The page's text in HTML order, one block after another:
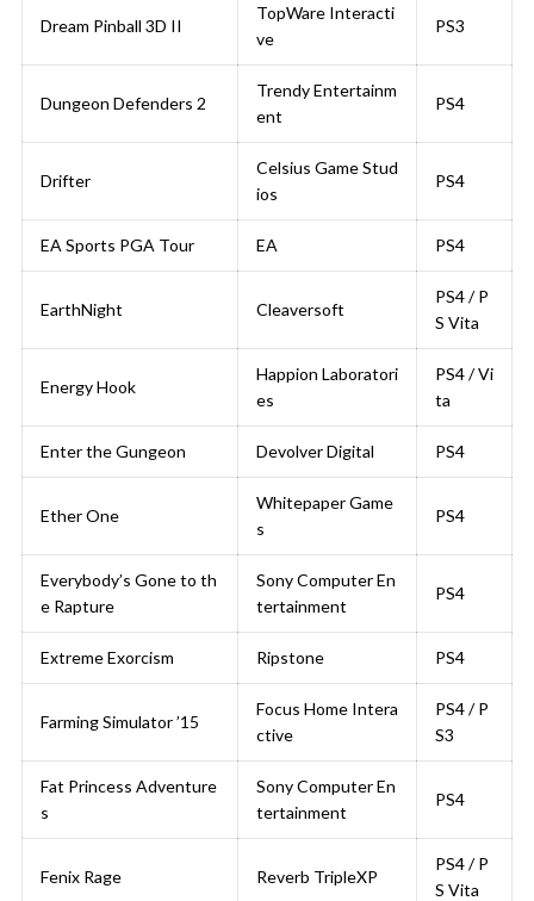
Dream Pinball 3D II
TopWare Interacti
ve
PS3
Dungeon Defenders 2
Trendy Entertainm
ent
PS4
Drifter
Celsius Game Stud
ios
PS4
EA Sports PGA Tour EA PS4
EarthNight Cleaversoft
PS4 / P
S Vita
Energy Hook
Happion Laboratori
es
PS4 / Vi
ta
Enter the Gungeon Devolver Digital PS4
Ether One
Whitepaper Game
s
PS4
Everybody’s Gone to th
e Rapture
Sony Computer En
tertainment
PS4
Extreme Exorcism Ripstone PS4
Farming Simulator ’15
Focus Home Intera
ctive
PS4 / P
S3
Fat Princess Adventure
s
Sony Computer En
tertainment
PS4
Fenix Rage Reverb TripleXP
PS4 / P
S Vita